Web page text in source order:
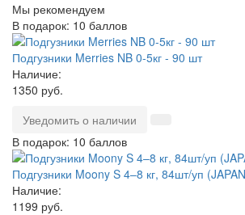
Мы рекомендуем
В подарок: 10 баллов
Подгузники Merries NB 0-5кг - 90 шт
Наличие:
1350 руб.
Уведомить о наличии
В подарок: 10 баллов
Подгузники Moony S 4–8 кг, 84шт/уп
Наличие:
1199 руб.